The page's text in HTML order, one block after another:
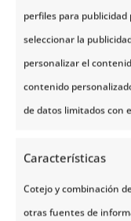
perfiles para
seleccionar la
personalizar el
contenido
de datos limitados con
Características
Cotejo y combinación
otras fuentes de
Preparar tu
por qué ser un
planificación,
accesorios clave,
inolvidable.Y si
organizar tu
medida para que
disfrutar… y de